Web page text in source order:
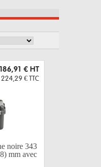
186,91 € HT
224,29 € TTC
noire 343
mm avec